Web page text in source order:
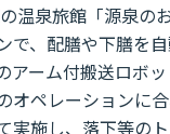
温泉旅館「源泉の
で、配膳や下膳を
アーム付搬送ロボ
オペレーションに合
実施し、落下等の